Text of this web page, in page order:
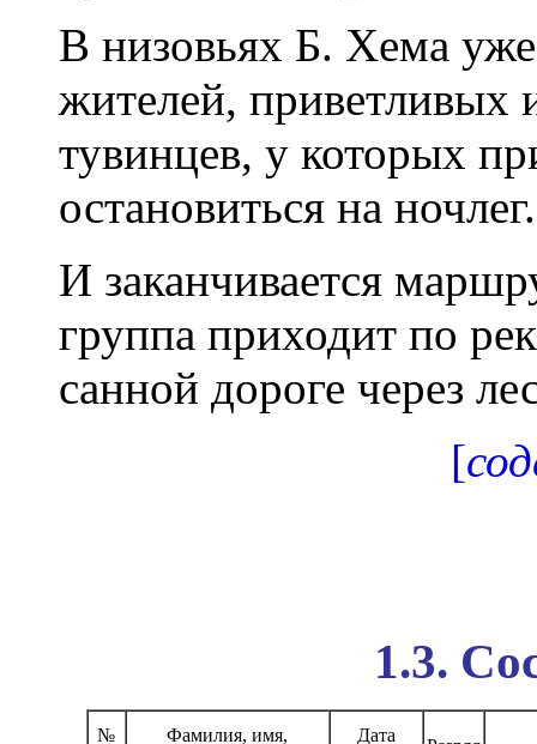
В низовьях Б. Хема
жителей, приветливых
тувинцев, у которых
остановиться на ночлег.
И заканчивается
группа приходит по
санной дороге через
[
1.3.
№ Фамилия, имя, Дата